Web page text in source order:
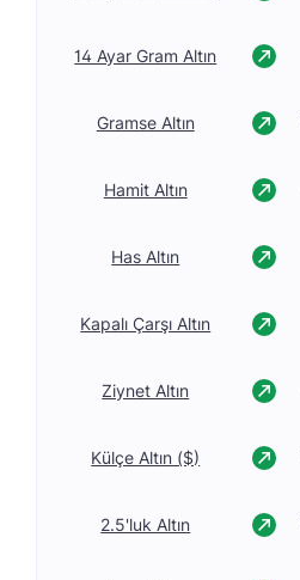
14 Ayar Gram Altın
Gramse Altın
Hamit Altın
Has Altın
Kapalı Çarşı Altın
Ziynet Altın
Külçe Altın ($)
2.5'luk Altın